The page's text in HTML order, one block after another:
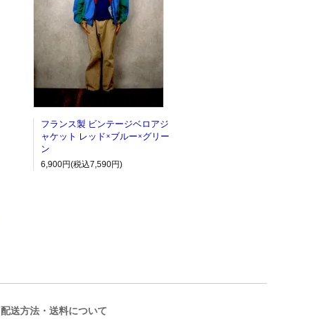
フランス製 ビンテージベロアジ
ャケット レッド×ブルー×グリー
ン
6,900円(税込7,590円)
配送方法・送料について